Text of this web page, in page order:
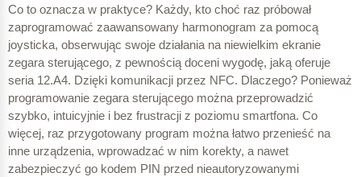
100 % – 100 W
198,33 Wh
100 % – 100 W
Co to oznacza w praktyce? Każdy, kto choć raz próbował
zaprogramować zaawansowany harmonogram za pomocą
joysticka, obserwując swoje działania na niewielkim ekranie
zegara sterującego, z pewnością doceni wygodę, jaką oferuje
seria 12.A4. Dzięki komunikacji przez NFC. Dlaczego? Ponieważ
programowanie zegara sterującego można przeprowadzić
szybko, intuicyjnie i bez frustracji z poziomu smartfona. Co
więcej, raz przygotowany program można łatwo przenieść na
inne urządzenia, wprowadzać w nim korekty, a nawet
zabezpieczyć go kodem PIN przed nieautoryzowanymi